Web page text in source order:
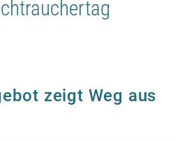
zeigt Weg aus